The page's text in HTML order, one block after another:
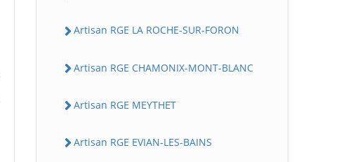
Artisan RGE LA ROCHE-SUR-FORON
Artisan RGE CHAMONIX-MONT-BLANC
Artisan RGE MEYTHET
Artisan RGE EVIAN-LES-BAINS